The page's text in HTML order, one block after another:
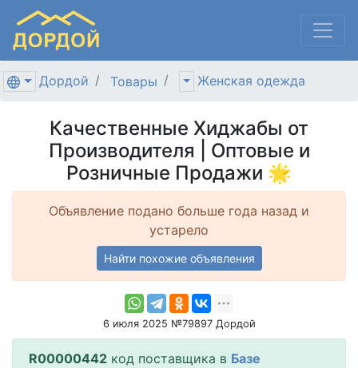
Дордой Товары Женская одежда
Качественные Хиджабы от
Производителя | Оптовые и
Розничные Продажи 🌟
Объявление подано больше года назад и
устарело
Найти похожие объявления
6 июля 2025 №79897 Дордой
R00000442 код поставщика в Базе